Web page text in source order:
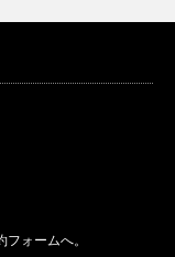
フォームへ。